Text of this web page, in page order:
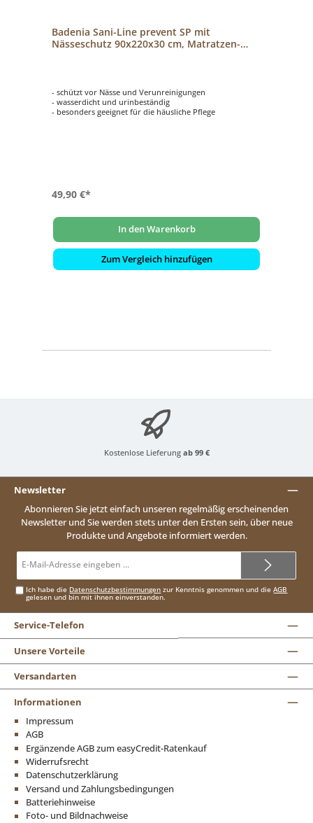
Badenia Sani-Line prevent SP mit
Nässeschutz 90x220x30 cm, Matratzen-
- schützt vor Nässe und Verunreinigungen
- wasserdicht und urinbeständig
- besonders geeignet für die häusliche Pflege
49,90 €*
In den Warenkorb
Zum Vergleich hinzufügen
Kostenlose Lieferung ab 99 €
Newsletter
Abonnieren Sie jetzt einfach unseren regelmäßig erscheinenden
Newsletter und Sie werden stets unter den Ersten sein, über neue
Produkte und Angebote informiert werden.
Mail-
Ich habe die Datenschutzbestimmungen zur Kenntnis genommen und dieAGB
gelesen und bin mit ihnen einverstanden.
Service-Telefon
Unsere Vorteile
Versandarten
Informationen
Impressum
AGB
Ergänzende AGB zum easyCredit-Ratenkauf
Widerrufsrecht
Datenschutzerklärung
Versand und Zahlungsbedingungen
Batteriehinweise
Foto- und Bildnachweise